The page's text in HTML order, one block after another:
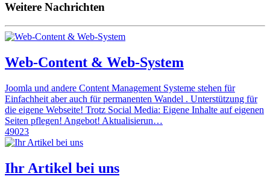
Weitere Nachrichten
Web-Content & Web-System
Joomla und andere Content Management Systeme stehen für
Einfachheit aber auch für permanenten Wandel . Unterstützung für
die eigene Webseite! Trotz Social Media: Eigene Inhalte auf eigenen
Seiten pflegen! Angebot! Aktualisierun…
49023
Ihr Artikel bei uns